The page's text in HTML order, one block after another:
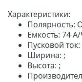
Характеристики:
Полярность:
Емкость: 74
Пусковой ток:
Ширина: ;
Высота: ;